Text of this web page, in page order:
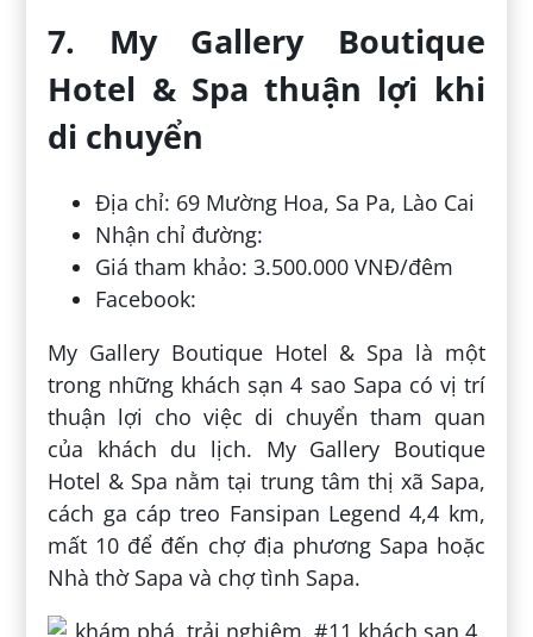
7. My Gallery Boutique
Hotel & Spa thuận lợi khi
di chuyển
Địa chỉ: 69 Mường Hoa, Sa Pa, Lào Cai
Nhận chỉ đường:
Giá tham khảo: 3.500.000 VNĐ/đêm
Facebook:
My Gallery Boutique Hotel & Spa là một
trong những khách sạn 4 sao Sapa có vị trí
thuận lợi cho việc di chuyển tham quan
của khách du lịch. My Gallery Boutique
Hotel & Spa nằm tại trung tâm thị xã Sapa,
cách ga cáp treo Fansipan Legend 4,4 km,
mất 10 để đến chợ địa phương Sapa hoặc
Nhà thờ Sapa và chợ tình Sapa.